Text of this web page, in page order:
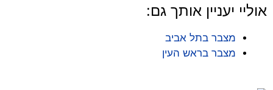
אוליי יעניין אותך גם:
מצבר בתל אביב
מצבר בראש העין